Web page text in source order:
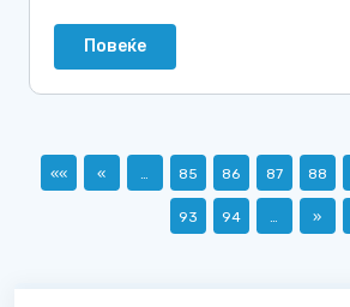
Повеќе
«« « 85 86 87 88
93 94 »